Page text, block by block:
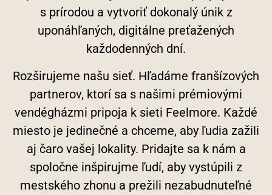
s prírodou a vytvoriť dokonalý únik z
uponáhľaných, digitálne preťažených
každodenných dní.
Rozširujeme našu sieť. Hľadáme franšízových
partnerov, ktorí sa s našimi prémiovými
vendégházmi pripoja k sieti Feelmore. Každé
miesto je jedinečné a chceme, aby ľudia zažili
aj čaro vašej lokality. Pridajte sa k nám a
spoločne inšpirujme ľudí, aby vystúpili z
mestského zhonu a prežili nezabudnuteľné